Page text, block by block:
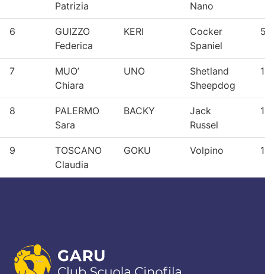
Patrizia
Nano
6
GUIZZO
Federica
KERI
Cocker
Spaniel
7
MUO’
Chiara
UNO
Shetland
Sheepdog
8
PALERMO
Sara
BACKY
Jack
Russel
9
TOSCANO
Claudia
GOKU Volpino